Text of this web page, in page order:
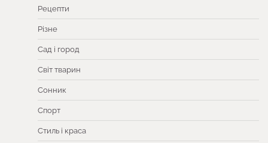
Рецепти
Різне
Сад і город
Світ тварин
Сонник
Спорт
Стиль і краса